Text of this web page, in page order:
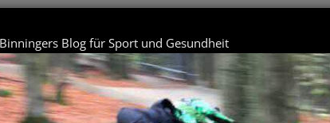
Blog für Sport und Gesundheit